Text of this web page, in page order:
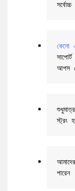
কেনো
আপস
স্ট্রং